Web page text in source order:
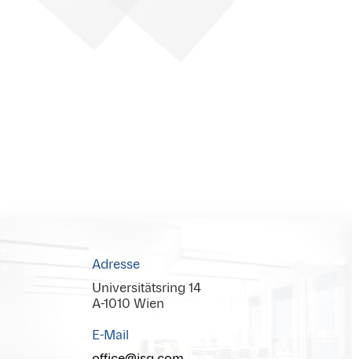
Adresse
Universitätsring 14
A-1010 Wien
E-Mail